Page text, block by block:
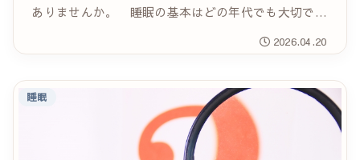
ありませんか。 睡眠の基本はどの年代でも大切です
ります。 10代は体内時計のずれ、30代は仕事...
2026.04.20
睡眠